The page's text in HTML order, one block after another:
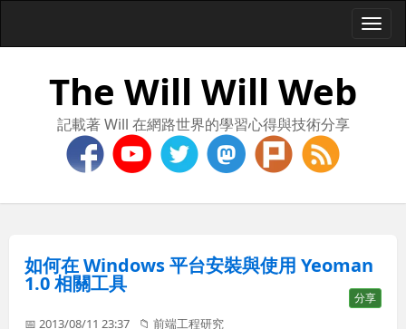
The Will Will Web
記載著 Will 在網路世界的學習心得與技術分享
如何在 Windows 平台安裝與使用 Yeoman
1.0 相關工具
分享
📅 2013/08/11 23:37 📁前端工程研究